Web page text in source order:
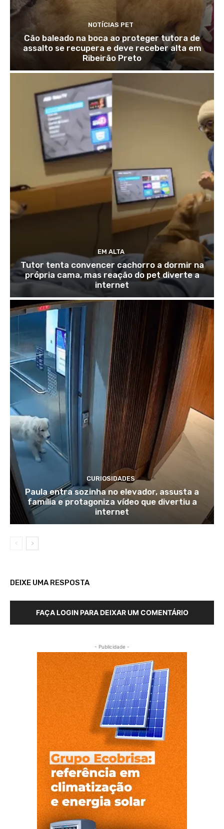
NOTÍCIAS PET
Cão baleado na boca ao proteger tutora de
assalto se recupera e deve receber alta em
Ribeirão Preto
EM ALTA
Tutor tenta convencer cachorro a dormir na
própria cama, mas reação do pet diverte a
internet
CURIOSIDADES
Paula entra sozinha no elevador, assusta a
família e protagoniza vídeo que divertiu a
internet
DEIXE UMA RESPOSTA
FAÇA LOGIN PARA DEIXAR UM COMENTÁRIO
- Publicidade -